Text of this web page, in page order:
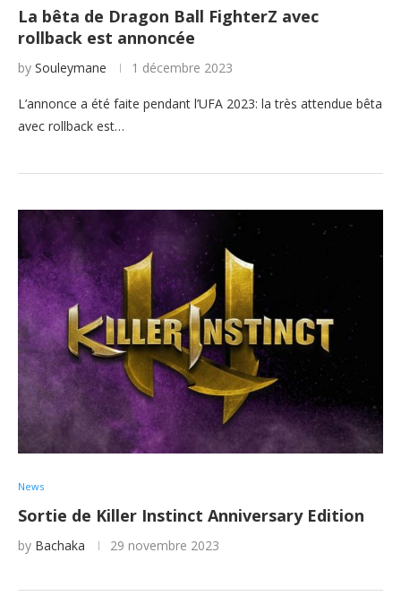
La bêta de Dragon Ball FighterZ avec
rollback est annoncée
by Souleymane 1 décembre 2023
L’annonce a été faite pendant l’UFA 2023: la très attendue bêta
avec rollback est…
News
Sortie de Killer Instinct Anniversary Edition
by Bachaka 29 novembre 2023